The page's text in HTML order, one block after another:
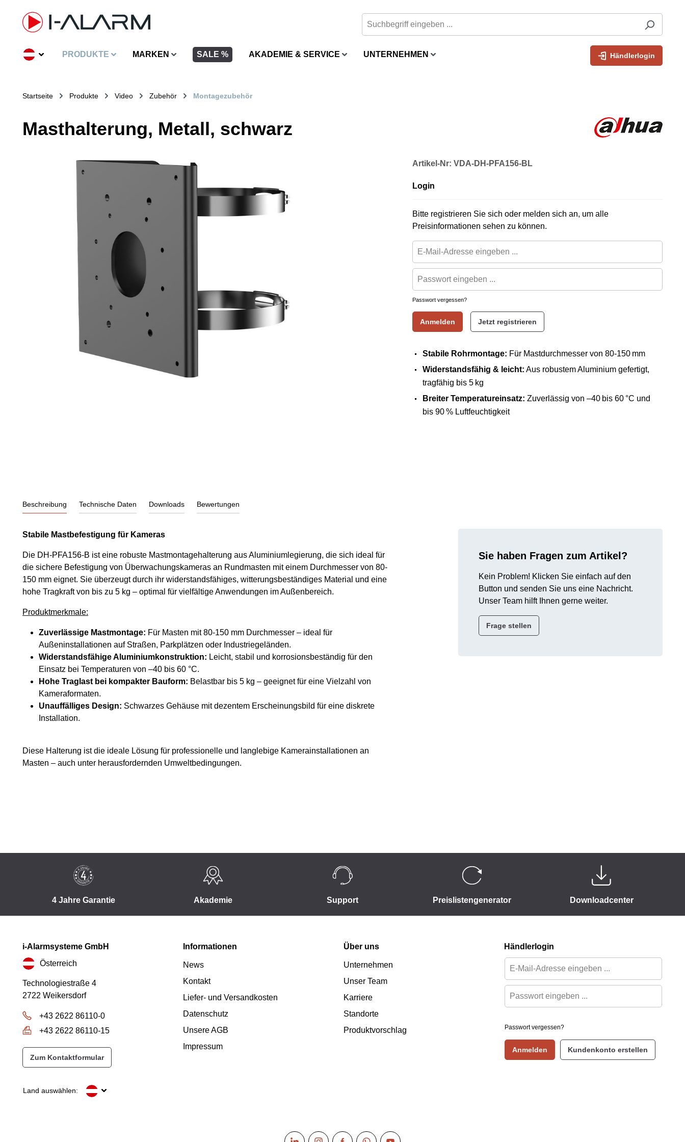
springen
PRODUKTE MARKEN SALE % AKADEMIE & SERVICE UNTERNEHMEN Händlerlogin
Startseite Produkte Video Zubehör Montagezubehör
Masthalterung, Metall, schwarz
Artikel-Nr: VDA-DH-PFA156-BL
Login
Bitte registrieren Sie sich oder melden sich an, um alle
Preisinformationen sehen zu können.
Passwort vergessen?
Anmelden Jetzt registrieren
Stabile Rohrmontage: Für Mastdurchmesser von 80-150 mm
Widerstandsfähig & leicht: Aus robustem Aluminium gefertigt,
tragfähig bis 5 kg
Breiter Temperatureinsatz: Zuverlässig von –40 bis 60 °C und
bis 90 % Luftfeuchtigkeit
Beschreibung Technische Daten Downloads Bewertungen
Stabile Mastbefestigung für Kameras
Die DH-PFA156-B ist eine robuste Mastmontagehalterung aus Aluminiumlegierung, die sich ideal für
die sichere Befestigung von Überwachungskameras an Rundmasten mit einem Durchmesser von 80-
150 mm eignet. Sie überzeugt durch ihr widerstandsfähiges, witterungsbeständiges Material und eine
hohe Tragkraft von bis zu 5 kg – optimal für vielfältige Anwendungen im Außenbereich.
Produktmerkmale:
Zuverlässige Mastmontage: Für Masten mit 80-150 mm Durchmesser – ideal für
Außeninstallationen auf Straßen, Parkplätzen oder Industriegeländen.
Widerstandsfähige Aluminiumkonstruktion: Leicht, stabil und korrosionsbeständig für den
Einsatz bei Temperaturen von –40 bis 60 °C.
Hohe Traglast bei kompakter Bauform: Belastbar bis 5 kg – geeignet für eine Vielzahl von
Kameraformaten.
Unauffälliges Design: Schwarzes Gehäuse mit dezentem Erscheinungsbild für eine diskrete
Installation.
Diese Halterung ist die ideale Lösung für professionelle und langlebige Kamerainstallationen an
Masten – auch unter herausfordernden Umweltbedingungen.
Sie haben Fragen zum Artikel?
Kein Problem! Klicken Sie einfach auf den
Button und senden Sie uns eine Nachricht.
Unser Team hilft Ihnen gerne weiter.
Frage stellen
4 Jahre Garantie Akademie Support Preislistengenerator Downloadcenter
i-Alarmsysteme GmbH
Österreich
Technologiestraße 4
2722 Weikersdorf
+43 2622 86110-0
+43 2622 86110-15
Zum Kontaktformular
Land auswählen:
Informationen
News
Kontakt
Liefer- und Versandkosten
Datenschutz
Unsere AGB
Impressum
Über uns
Unternehmen
Unser Team
Karriere
Standorte
Produktvorschlag
Händlerlogin
Passwort vergessen?
Anmelden Kundenkonto erstellen